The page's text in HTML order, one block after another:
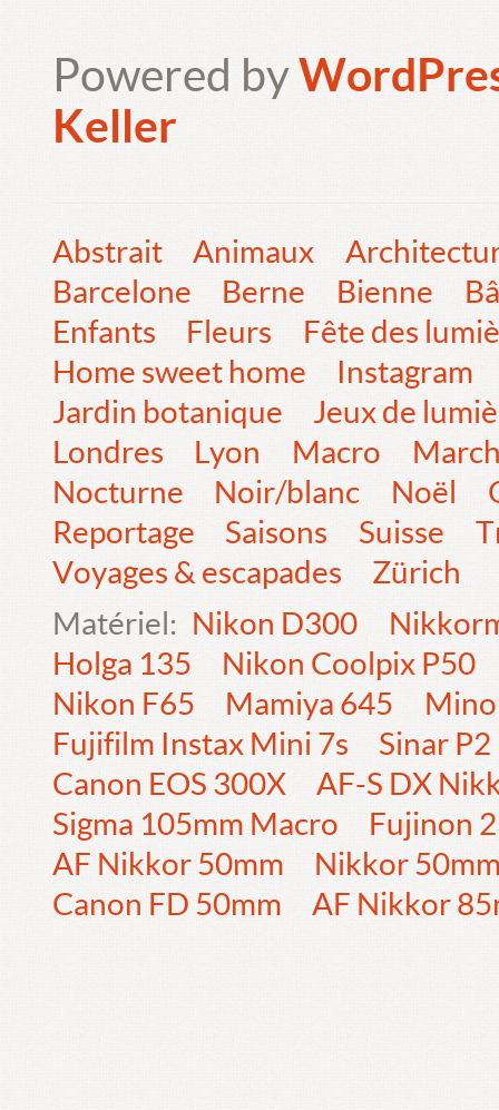
Powered by
Keller
Abstrait Animaux
Barcelone
Berne Bienne
Enfants
Fleurs
Fête des
Home sweet home
Instagram
Jardin botanique
Jeux de
Londres
Lyon Macro
Nocturne
Noir/blanc Noël
Reportage
Saisons Suisse
Voyages & escapades
Zürich
Matériel: Nikon D300
Holga 135
Nikon Coolpix P50
Nikon F65
Mamiya 645
Fujifilm Instax Mini 7s
Sinar P2
Canon EOS 300X
AF-S DX
Sigma 105mm Macro
Fujinon
AF Nikkor 50mm
Nikkor
Canon FD 50mm
AF Nikkor